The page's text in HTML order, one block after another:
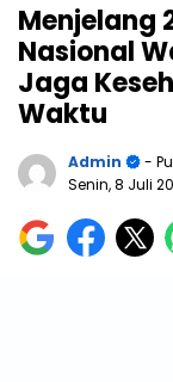
Menjelang
Nasional
Jaga
Waktu
Admin
-
Senin, 8 Juli